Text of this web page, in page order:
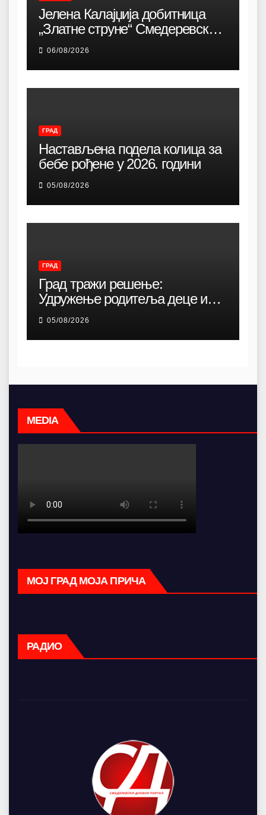
Јелена Калајџија добитница
„Златне струне“ Смедеревске
песничке јесени
06/08/2026
ГРАД
Настављена подела колица за
бебе рођене у 2026. години
05/08/2026
ГРАД
Град тражи решење:
Удружење родитеља деце и
омладине са хендикепом без
просторија већ 12 година
05/08/2026
MEDIA
МОЈ ГРАД МОЈА ПРИЧА
РАДИО